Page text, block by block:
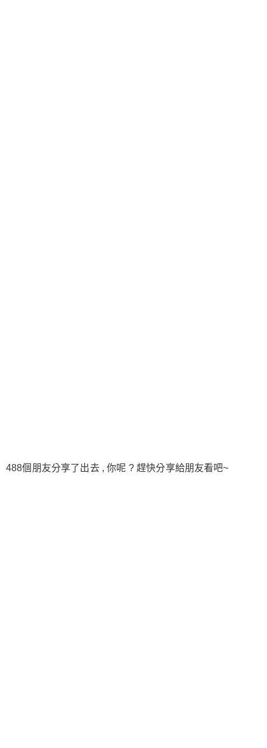
488個朋友分享了出去 , 你呢 ? 趕快分享給朋友看吧~